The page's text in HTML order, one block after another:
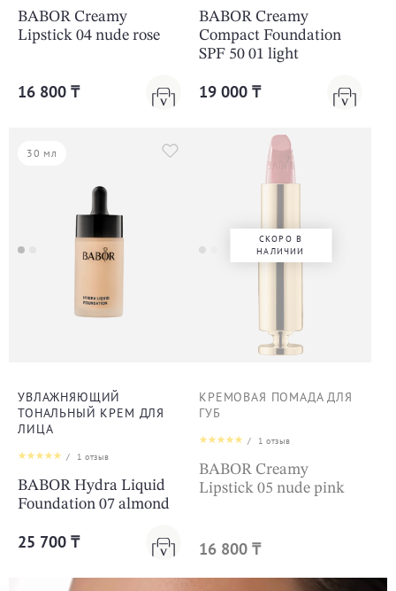
BABOR Creamy
Lipstick 04 nude rose
16 800 ₸
BABOR Creamy
Compact Foundation
SPF 50 01 light
19 000 ₸
30 мл
УВЛАЖНЯЮЩИЙ
ТОНАЛЬНЫЙ КРЕМ ДЛЯ
ЛИЦА
/ 1 отзыв
BABOR Hydra Liquid
Foundation 07 almond
25 700 ₸
СКОРО В
НАЛИЧИИ
КРЕМОВАЯ ПОМАДА ДЛЯ
ГУБ
/ 1 отзыв
BABOR Creamy
Lipstick 05 nude pink
16 800 ₸